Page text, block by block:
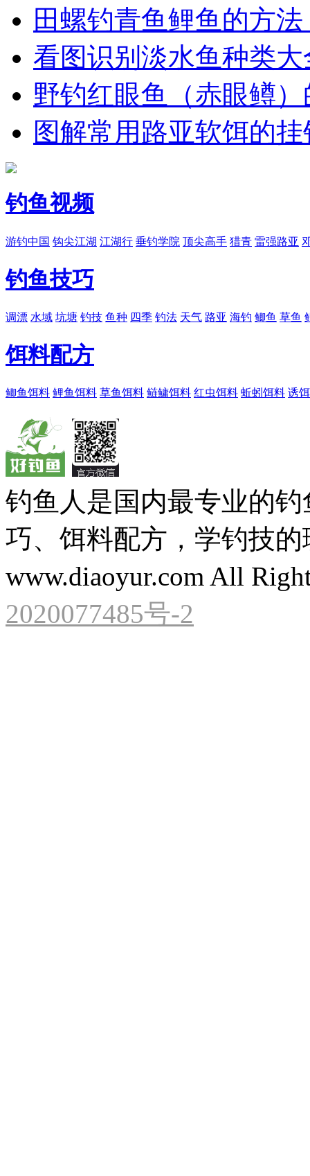
田螺钓青鱼鲤鱼的方
看图识别淡水鱼种类大
野钓红眼鱼（赤眼鳟
图解常用路亚软饵的
钓鱼视频
游钓中国 钩尖江湖 江湖行 垂钓学院 顶尖高手 猎青 雷强路亚
钓鱼技巧
调漂 水域 坑塘 钓技 鱼种 四季 钓法 天气 路亚 海钓 鲫鱼 草鱼
饵料配方
鲫鱼饵料 鲤鱼饵料 草鱼饵料 鲢鳙饵料 红虫饵料 蚯蚓饵料 诱
钓鱼人是国内最专业的
巧、饵料配方，学钓技
www.diaoyur.com All
2020077485号-2